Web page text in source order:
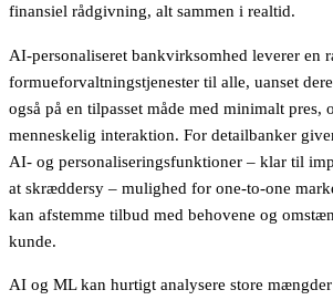
finansiel rådgivning, alt sammen i realtid.
AI-personaliseret bankvirksomhed leverer en
formueforvaltningstjenester til alle, uanset
også på en tilpasset måde med minimalt pres,
menneskelig interaktion. For detailbanker
AI- og personaliseringsfunktioner – klar til
at skræddersy – mulighed for one-to-one
kan afstemme tilbud med behovene og
kunde.
AI og ML kan hurtigt analysere store